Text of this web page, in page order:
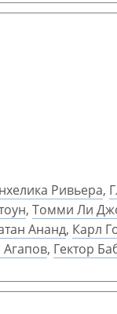
Ривьера,
, Томми Ли
Ананд, Карл
Агапов, Гектор